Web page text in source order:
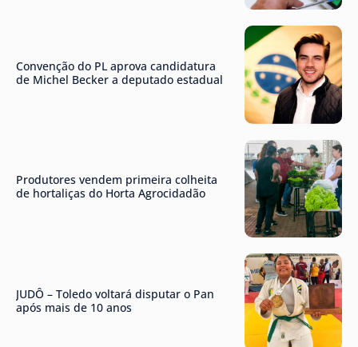
Convenção do PL aprova candidatura
de Michel Becker a deputado estadual
Produtores vendem primeira colheita
de hortaliças do Horta Agrocidadão
JUDÔ – Toledo voltará disputar o Pan
após mais de 10 anos